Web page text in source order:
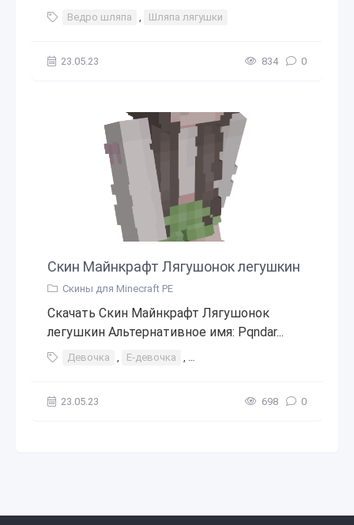
Ведро шляпа , Шляпа лягушки
23.05.23 834 0
Скин Майнкрафт Лягушонок легушкин
Скины для Minecraft PE
Скачать Скин Майнкрафт Лягушонок
легушкин Альтернативное имя: Pqndar...
Девочка , Е-девочка , Коричневые волосы
23.05.23 698 0